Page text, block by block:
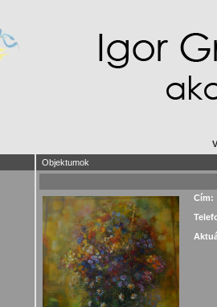
Objektumok
Cím: